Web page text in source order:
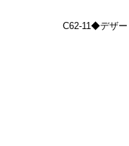
C62-11◆デザ